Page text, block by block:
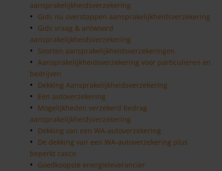
aansprakelijkheidsverzekering
Gids nu overstappen aansprakelijkheidsverzekering
Gids vraag & antwoord
aansprakelijkheidsverzekering
Soorten aansprakelijkheidsverzekeringen
Aansprakelijkheidsverzekering voor particulieren en
bedrijven
Dekking Aansprakelijkheidsverzekering
Een autoverzekering
Mogelijkheden verzekerd bedrag
aansprakelijkheidsverzekering
Dekking van een WA-autoverzekering
De dekking van een WA-autoverzekering plus
beperkt casco
Goedkoopste energieleverancier